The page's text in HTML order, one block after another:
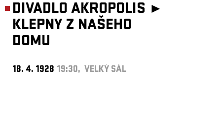
DIVADLO AKROPOLIS ►
KLEPNY Z NAŠEHO
DOMU
18. 4. 1928 19:30, VELKÝ SÁL